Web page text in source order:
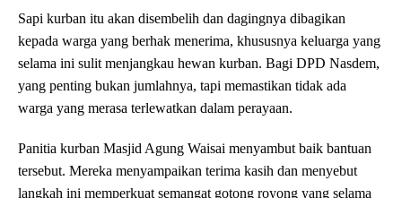
Sapi kurban itu akan disembelih dan dagingnya dibagikan
kepada warga yang berhak menerima, khususnya keluarga yang
selama ini sulit menjangkau hewan kurban. Bagi DPD Nasdem,
yang penting bukan jumlahnya, tapi memastikan tidak ada
warga yang merasa terlewatkan dalam perayaan.
Panitia kurban Masjid Agung Waisai menyambut baik bantuan
tersebut. Mereka menyampaikan terima kasih dan menyebut
langkah ini memperkuat semangat gotong royong yang selama